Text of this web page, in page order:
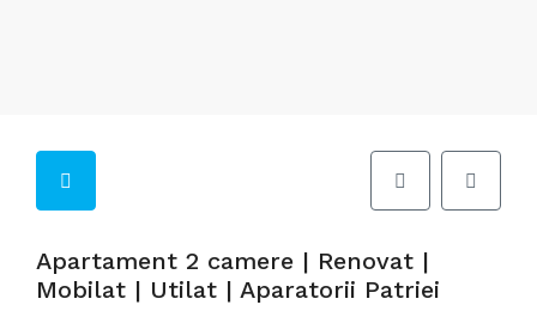
Apartament 2 camere | Renovat |
Mobilat | Utilat | Aparatorii Patriei